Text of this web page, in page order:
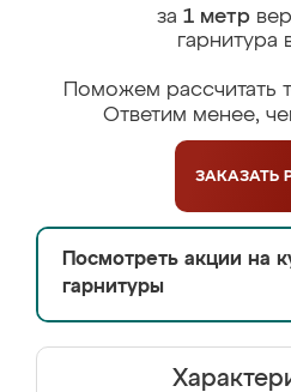
за 1 метр
гарнитура
Поможем рассчитать
Ответим менее,
ЗАКАЗАТЬ
Посмотреть акции на
гарнитуры